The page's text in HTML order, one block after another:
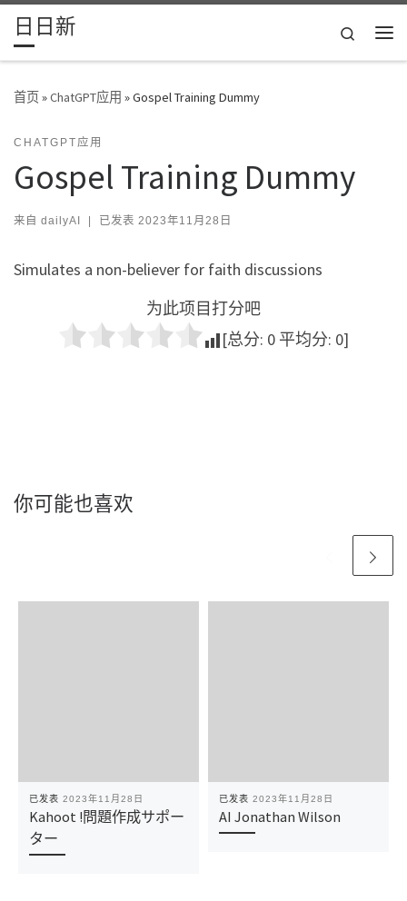
Skip to content
日日新
Search
首页»ChatGPT应用 »Gospel Training Dummy
CHATGPT应用
Gospel Training Dummy
来自 dailyAI | 已发表 2023年11月28日
Simulates a non-believer for faith discussions
为此项目打分吧
[总分: 0 平均分: 0]
你可能也喜欢
已发表 2023年11月28日
Kahoot !問題作成サポー
ター
已发表 2023年11月28日
AI Jonathan Wilson